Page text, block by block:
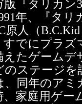
『タリカン
年、『タ
原人（
すでにプラ
えたゲーム
のステージを
、同年のア
家庭用ゲー